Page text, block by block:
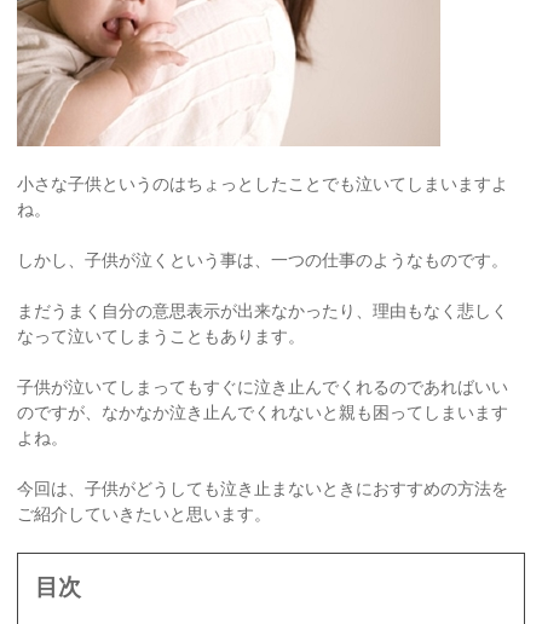
小さな子供というのはちょっとしたことでも泣いてしまいますよ
ね。
しかし、子供が泣くという事は、一つの仕事のようなものです。
まだうまく自分の意思表示が出来なかったり、理由もなく悲しく
なって泣いてしまうこともあります。
子供が泣いてしまってもすぐに泣き止んでくれるのであればいい
のですが、なかなか泣き止んでくれないと親も困ってしまいます
よね。
今回は、子供がどうしても泣き止まないときにおすすめの方法を
ご紹介していきたいと思います。
目次